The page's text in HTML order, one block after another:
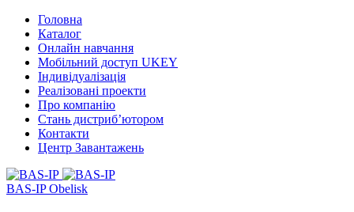
Головна
Каталог
Онлайн навчання
Мобільний доступ UKEY
Індивідуалізація
Реалізовані проекти
Про компанію
Стань дистриб’ютором
Контакти
Центр Завантажень
BAS-IP Obelisk